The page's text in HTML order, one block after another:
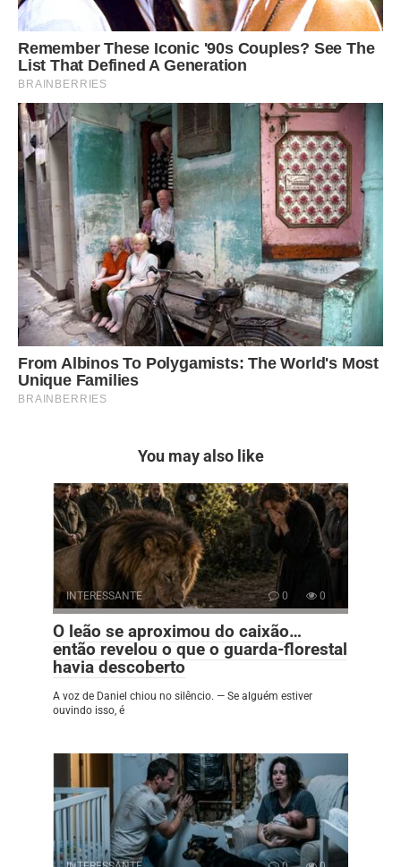
You may also like
INTERESSANTE 0 0
O leão se aproximou do caixão…
então revelou o que o guarda-florestal
havia descoberto
A voz de Daniel chiou no silêncio. — Se alguém estiver
ouvindo isso, é